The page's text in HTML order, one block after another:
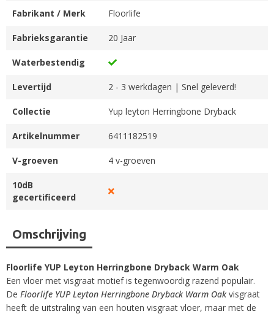
Fabrikant / Merk Floorlife
Fabrieksgarantie 20 Jaar
Waterbestendig
Levertijd 2 - 3 werkdagen | Snel geleverd!
Collectie Yup leyton Herringbone Dryback
Artikelnummer 6411182519
V-groeven 4 v-groeven
10dB
gecertificeerd
Omschrijving
Floorlife YUP Leyton Herringbone Dryback Warm Oak
Een vloer met visgraat motief is tegenwoordig razend populair.
De Floorlife YUP Leyton Herringbone Dryback Warm Oakvisgraat
heeft de uitstraling van een houten visgraat vloer, maar met de